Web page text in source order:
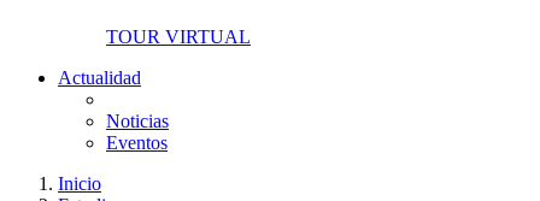
TOUR VIRTUAL
Actualidad
Noticias
Eventos
Inicio